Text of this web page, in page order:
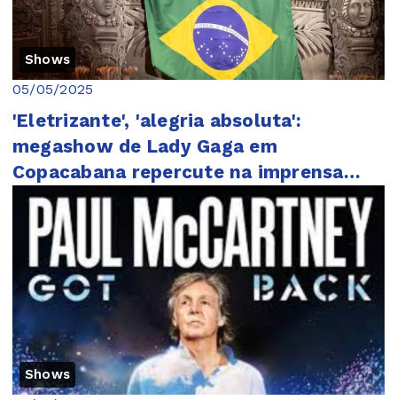
Shows
05/05/2025
'Eletrizante', 'alegria absoluta':
megashow de Lady Gaga em
Copacabana repercute na imprensa
internacional
Shows